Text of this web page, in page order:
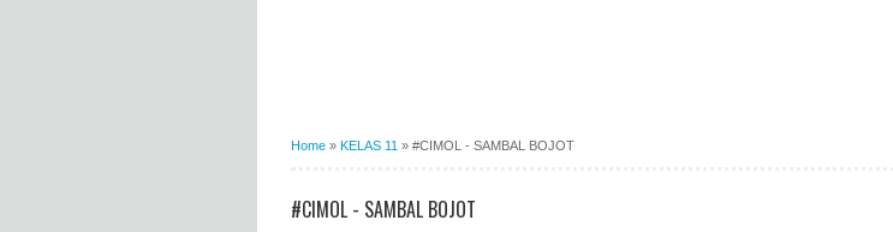
Home » KELAS 11 » #CIMOL - SAMBAL BOJOT
#CIMOL - SAMBAL BOJOT